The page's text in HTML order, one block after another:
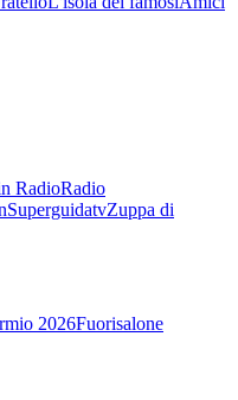
RadioRadio
SuperguidatvZuppa di
2026Fuorisalone